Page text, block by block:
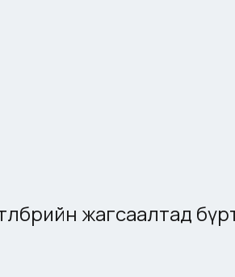
төлбөрийн жагсаалтад